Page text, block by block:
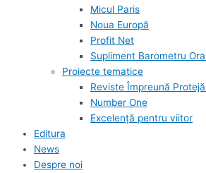
Micul Paris
Noua Europă
Profit Net
Supliment Barometru
Proiecte tematice
Reviste Împreună
Number One
Excelență pentru viitor
Editura
News
Despre noi